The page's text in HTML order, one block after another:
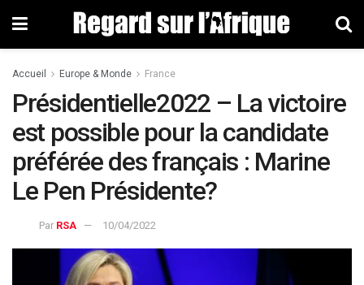
Accueil Europe & Monde France
Présidentielle2022 – La victoire
est possible pour la candidate
préférée des français : Marine
Le Pen Présidente?
Par RSA 10/04/2022